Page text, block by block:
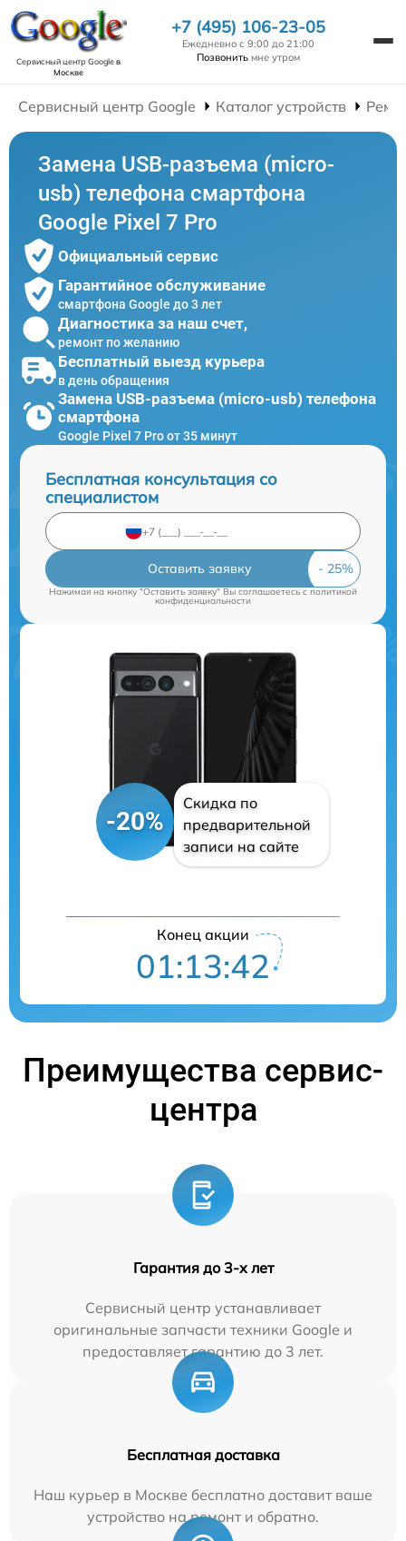
Сервисный центр Googleв
Москве
+7 (495) 106-23-05
Ежедневно с 9:00 до 21:00
Позвонить мне утром
Сервисный центр Google Каталог устройств
Замена USB-разъема (micro-
usb) телефона смартфона
Google Pixel 7 Pro
Официальный сервис
Гарантийное обслуживание
смартфона Google до 3 лет
Диагностика за наш счет,
ремонт по желанию
Бесплатный выезд курьера
в день обращения
Замена USB-разъема (micro-usb) телефона
смартфона
Google Pixel 7 Pro от 35 минут
Бесплатная консультация со
специалистом
Оставить заявку
Нажимая на кнопку "Оставить заявку" Вы соглашаетесь c политикой
конфиденциальности
-20%
Скидка по
предварительной
записи на сайте
Конец акции
01:13:41
Преимущества сервис-
центра
Гарантия до 3-х лет
Сервисный центр устанавливает
оригинальные запчасти техники Google и
предоставляет гарантию до 3 лет.
Бесплатная доставка
Наш курьер в Москве бесплатно доставит ваше
устройство на ремонт и обратно.